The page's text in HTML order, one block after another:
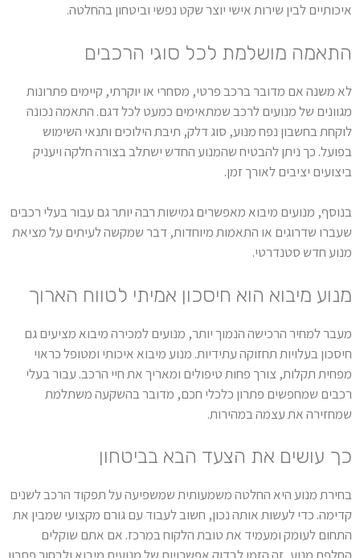
איכותיים לבין שירות אישי יוצר שקט נפשי וביטחון בהחלטה.
התאמה מושלמת לכל סוגי הרכבים
לא משנה אם מדובר ברכב פרטי, מסחרי או יוקרתי, קיימים פתרונות
מגוונים של מנועים לרכב שמתאימים כמעט לכל דגם. התאמה נכונה
לוקחת בחשבון נפח מנוע, סוג דלק, תיבת הילוכים ותנאי השימוש
בפועל. כך ניתן להבטיח שהמנוע החדש ישתלב בצורה חלקה ויעניק
ביצועים יציבים לאורך זמן.
בנוסף, מנועים מיבוא מאפשרים גמישות רבה יותר גם עבור בעלי רכבים
שעברו שדרוגים או התאמות מיוחדות, דבר שמקשה לעיתים על מציאת
מנוע חדש סטנדרטי.
מנוע מיבוא הוא חיסכון אמיתי לטווח הארוך
מעבר למחיר הרכישה הנמוך יותר, מנועים למכירה מיבוא מציעים גם
חיסכון בעלויות תחזוקה עתידיות. מנוע מיבוא איכותי ומטופל כראוי
מפחית תקלות, צורך פחות טיפולים ומאריך את חיי הרכב. עבור בעלי
רכבים שמחפשים פתרון כלכלי חכם, מדובר בהשקעה משתלמת
שמחזירה את עצמה במהירות.
כך עושים את הצעד הבא בביטחון
בחירת מנוע היא החלטה משמעותית שמשפיעה על תפקוד הרכב לשנים
קדימה. כדי לעשות אותה נכון, חשוב לעבוד עם גורם מקצועי שמבין את
התחום לעומק ומעמיד את טובת הלקוח במרכז. אם אתם שוקלים